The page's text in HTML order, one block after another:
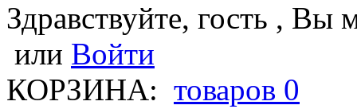
Здравствуйте, гость , Вы
или Войти
КОРЗИНА: товаров 0